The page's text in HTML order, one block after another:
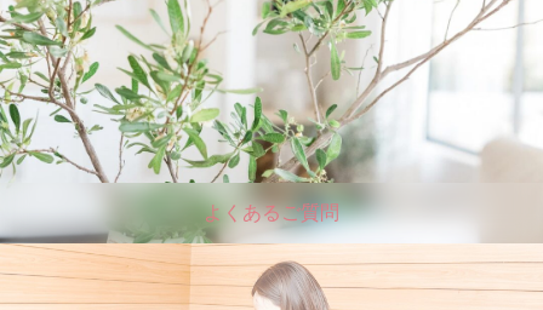
よくあるご質問